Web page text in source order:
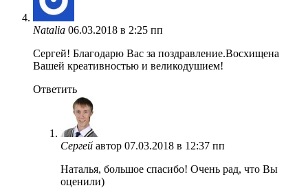
Natalia 06.03.2018 в 2:25 пп
Сергей! Благодарю Вас за поздравление.Восхищена
Вашей креативностью и великодушием!
Ответить
Сергей автор 07.03.2018 в 12:37 пп
Наталья, большое спасибо! Очень рад, что Вы
оценили)